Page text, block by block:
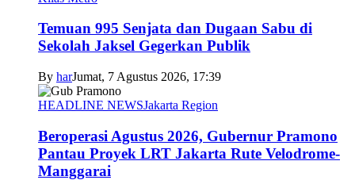
Temuan 995 Senjata dan Dugaan Sabu di
Sekolah Jaksel Gegerkan Publik
By harJumat, 7 Agustus 2026, 17:39
HEADLINE NEWSJakarta Region
Beroperasi Agustus 2026, Gubernur Pramono
Pantau Proyek LRT Jakarta Rute Velodrome-
Manggarai